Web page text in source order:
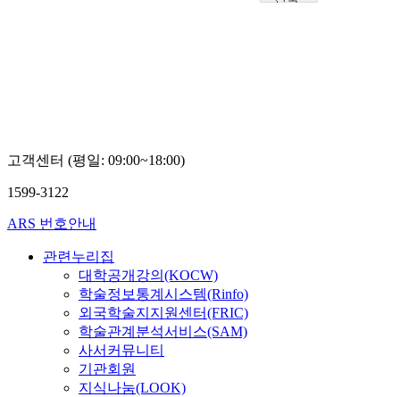
고객센터 (평일: 09:00~18:00)
1599-3122
ARS 번호안내
관련누리집
대학공개강의(KOCW)
학술정보통계시스템(Rinfo)
외국학술지지원센터(FRIC)
학술관계분석서비스(SAM)
사서커뮤니티
기관회원
지식나눔(LOOK)